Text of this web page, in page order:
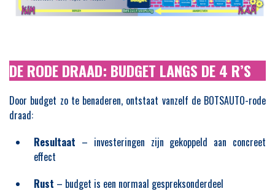
DE RODE DRAAD: BUDGET LANGS DE 4 R’S
Door budget zo te benaderen, ontstaat vanzelf de BOTSAUTO-rode
draad:
Resultaat – investeringen zijn gekoppeld aan concreet
effect
Rust – budget is een normaal gespreksonderdeel